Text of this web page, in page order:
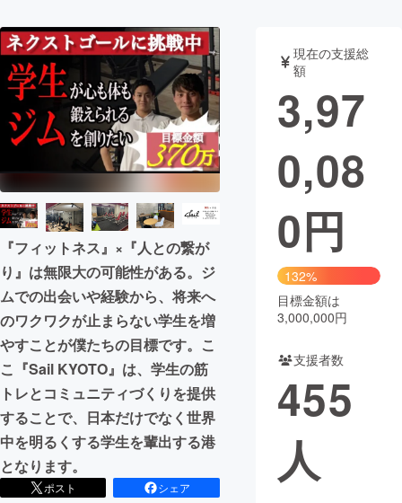
テクノロジー・ガジェット
映像・映画 書籍・雑誌
ビジネス・起業 チャレンジ
まちづくり・地域活性化
CAMPFIRE for Social Good
CAMPFIRE Creation
CAMPFIREふるさと納税machi-ya コミュニティ
『フィットネス』×『人との繋が
り』は無限大の可能性がある。ジ
ムでの出会いや経験から、将来へ
のワクワクが止まらない学生を増
やすことが僕たちの目標です。こ
こ『Sail KYOTO』は、学生の筋
トレとコミュニティづくりを提供
することで、日本だけでなく世界
中を明るくする学生を輩出する港
となります。
ポスト
シェア
現在の支援総
額
3,97
0,08
0円
132%
目標金額は
3,000,000円
支援者数
455
人